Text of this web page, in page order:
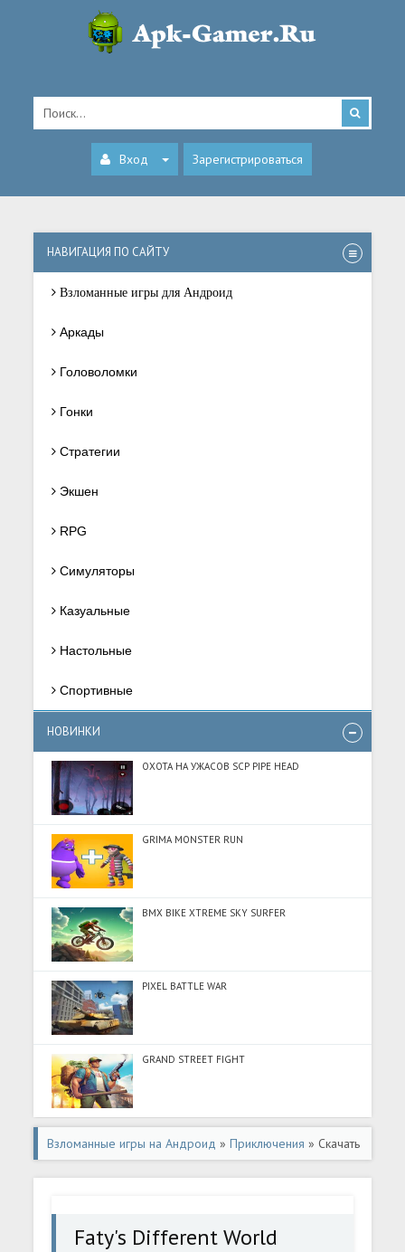
Вход Зарегистрироваться
НАВИГАЦИЯ ПО САЙТУ
Взломанные игры для Андроид
Аркады
Головоломки
Гонки
Стратегии
Экшен
RPG
Симуляторы
Казуальные
Настольные
Спортивные
НОВИНКИ
ОХОТА НА УЖАСОВ SCP PIPE HEAD
GRIMA MONSTER RUN
BMX BIKE XTREME SKY SURFER
PIXEL BATTLE WAR
GRAND STREET FIGHT
Взломанные игры на Андроид »Приключения » Скачать
Faty's Different World (Много денег) на Андроид
Faty's Different World